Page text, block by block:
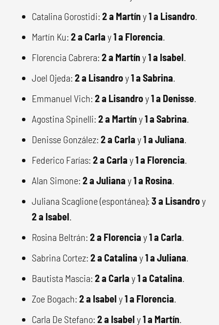
Catalina Gorostidi: 2 a Martín y1 a Lisandro.
Martín Ku: 2 a Carla y1 a Florencia.
Florencia Cabrera: 2 a Martín y1 a Isabel.
Joel Ojeda: 2 a Lisandroy1 a Sabrina.
Emmanuel Vich: 2 a Lisandroy1 a Denisse.
Agostina Spinelli: 2 a Martín y1 a Sabrina.
Denisse González: 2 a Carla y1 a Juliana.
Federico Farías: 2 a Carla y1 a Florencia.
Alan Simone: 2 a Juliana y1 a Rosina.
Juliana Scaglione (espontánea): 3 a Lisandroy
2 a Isabel.
Rosina Beltrán: 2 a Florencia y1 a Carla.
Sabrina Cortez: 2 a Catalina y1 a Juliana.
Bautista Mascia: 2 a Carla y1 a Catalina.
Zoe Bogach: 2 a Isabel y1 a Florencia.
Carla De Stefano: 2 a Isabel y1 a Martín.